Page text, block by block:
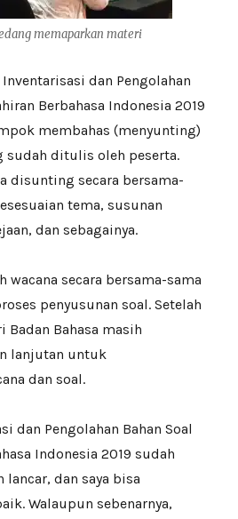
memaparkan materi
dan Pengolahan
Berbahasa Indonesia 2019
membahas (menyunting)
sudah ditulis oleh peserta.
disunting secara bersama-
tema, susunan
dan sebagainya.
wacana secara bersama-sama
penyusunan soal. Setelah
Bahasa masih
lanjutan untuk
dan soal.
dan Pengolahan Bahan Soal
Indonesia 2019 sudah
dan saya bisa
Walaupun sebenarnya,